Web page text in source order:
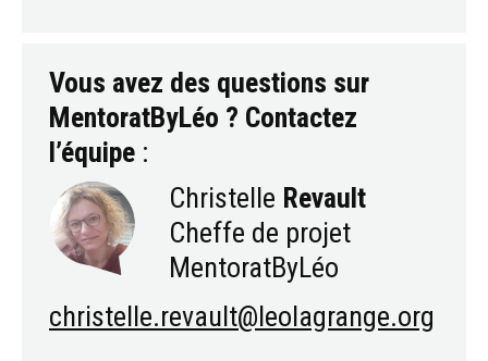
Vous avez des questions sur
MentoratByLéo ? Contactez
l’équipe :
Christelle Revault
Cheffe de projet
MentoratByLéo
christelle.revault@leolagrange.org